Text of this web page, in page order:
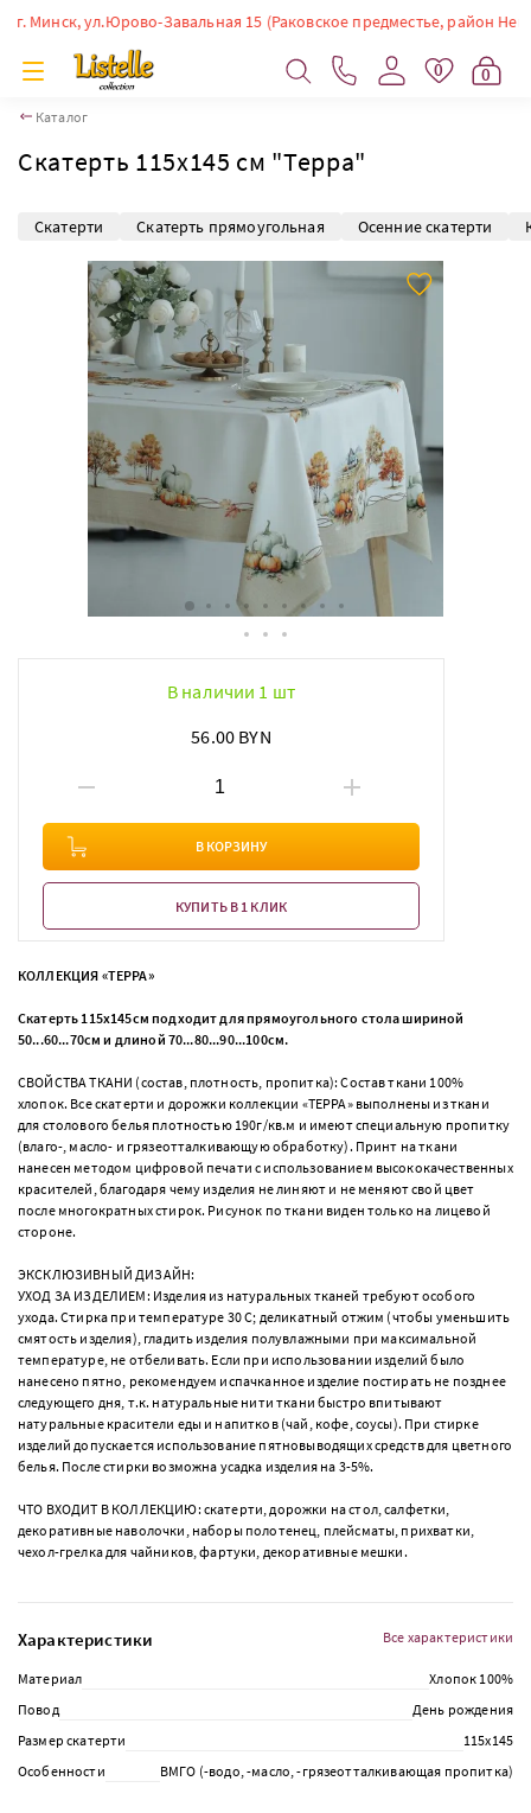
ул.Юрово-Завальная 15 (Раковское предместье, район
0 0
Каталог
Скатерть 115х145 см "Терра"
Скатерти Скатерть прямоугольная Осенние скатерти
В наличии 1 шт
56.00 BYN
В КОРЗИНУ
КУПИТЬ В 1 КЛИК
КОЛЛЕКЦИЯ «ТЕРРА»
Скатерть 115х145см подходит для прямоугольного стола шириной
50...60...70см и длиной 70...80...90...100см.
СВОЙСТВА ТКАНИ (состав, плотность, пропитка): Состав ткани 100%
хлопок. Все скатерти и дорожки коллекции «ТЕРРА» выполнены из ткани
для столового белья плотностью 190г/кв.м и имеют специальную пропитку
(влаго-, масло- и грязеотталкивающую обработку). Принт на ткани
нанесен методом цифровой печати с использованием высококачественных
красителей, благодаря чему изделия не линяют и не меняют свой цвет
после многократных стирок. Рисунок по ткани виден только на лицевой
стороне.
ЭКСКЛЮЗИВНЫЙ ДИЗАЙН:
УХОД ЗА ИЗДЕЛИЕМ: Изделия из натуральных тканей требуют особого
ухода. Стирка при температуре 30 С; деликатный отжим (чтобы уменьшить
смятость изделия), гладить изделия полувлажными при максимальной
температуре, не отбеливать. Если при использовании изделий было
нанесено пятно, рекомендуем испачканное изделие постирать не позднее
следующего дня, т.к. натуральные нити ткани быстро впитывают
натуральные красители еды и напитков (чай, кофе, соусы). При стирке
изделий допускается использование пятновыводящих средств для цветного
белья. После стирки возможна усадка изделия на 3-5%.
ЧТО ВХОДИТ В КОЛЛЕКЦИЮ: скатерти, дорожки на стол, салфетки,
декоративные наволочки, наборы полотенец, плейсматы, прихватки,
чехол-грелка для чайников, фартуки, декоративные мешки.
Характеристики
Материал
Хлопок 100%
Повод
День рождения
Размер скатерти
115х145
Особенности
ВМГО (-водо, -масло, -грязеотталкивающая пропитка)
Все характеристики